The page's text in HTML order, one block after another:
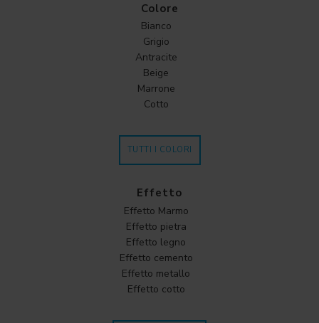
Colore
Bianco
Grigio
Antracite
Beige
Marrone
Cotto
TUTTI I COLORI
Effetto
Effetto Marmo
Effetto pietra
Effetto legno
Effetto cemento
Effetto metallo
Effetto cotto